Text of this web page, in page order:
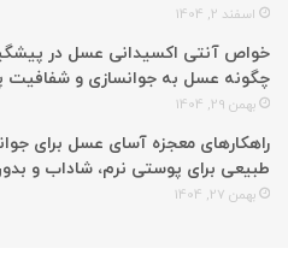
اسفند 2, 1404
خواص آنتی اکسیدانی عسل در
چگونه عسل به جوانسازی و
بهمن 29, 1404
راهکارهای معجزه آسای عسل برای
طبیعی برای پوستی نرم، شاداب و
بهمن 27, 1404